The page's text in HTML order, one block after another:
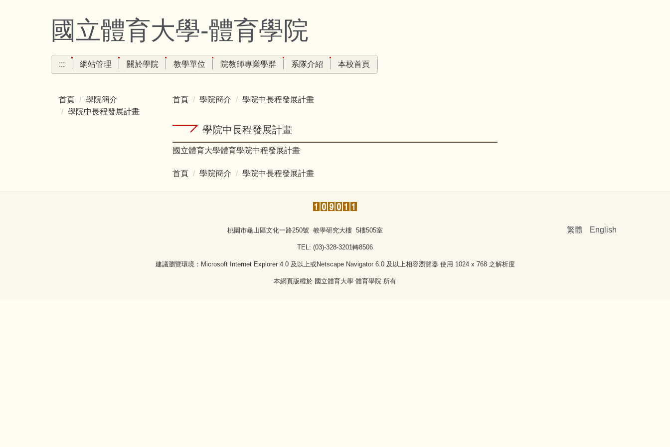
國立體育大學-體育學院
::: 網站管理 關於學院 教學單位 院教師專業學群 系隊介紹 本校首頁
首頁
學院簡介
學院中長程發展計畫
首頁 學院簡介 學院中長程發展計畫
學院中長程發展計畫
國立體育大學體育學院中程發展計畫
首頁 學院簡介 學院中長程發展計畫
繁體 English
桃園市龜山區文化一路250號 教學研究大樓 5樓505室
TEL: (03)-328-3201轉8506
建議瀏覽環境：Microsoft Internet Explorer 4.0 及以上或Netscape Navigator 6.0 及以上相容瀏覽器 使用 1024 x 768 之解析度
本網頁版權於 國立體育大學 體育學院 所有